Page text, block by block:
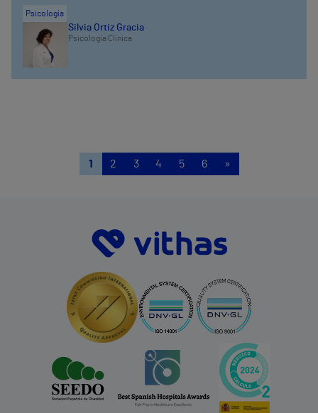
Psicología
Silvia Ortiz Gracia
Psicología Clínica
1 2 3 4 5 6 »